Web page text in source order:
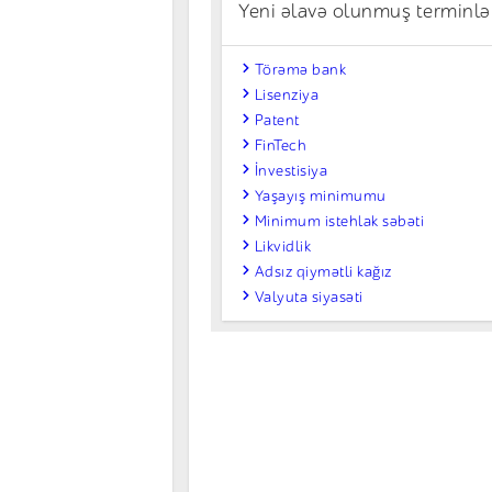
Yeni əlavə olunmuş
Törəmə bank
Lisenziya
Patent
FinTech
İnvestisiya
Yaşayış minimumu
Minimum istehlak səbəti
Likvidlik
Adsız qiymətli kağız
Valyuta siyasəti